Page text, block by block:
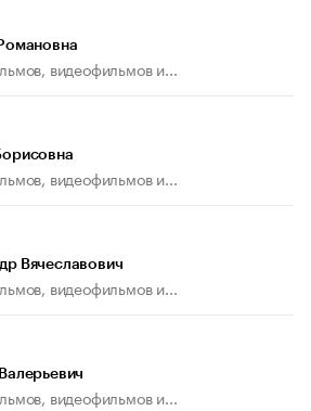
видеофильмов и...
видеофильмов и...
Вячеславович
видеофильмов и...
видеофильмов и...